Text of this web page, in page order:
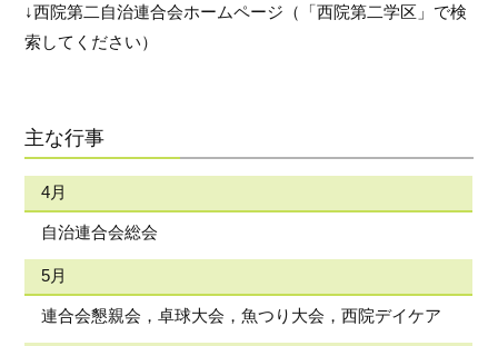
↓西院第二自治連合会ホームページ（「西院第二学区」で検
索してください）
主な行事
4月
自治連合会総会
5月
連合会懇親会，卓球大会，魚つり大会，西院デイケア